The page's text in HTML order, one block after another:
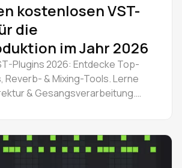
kostenlosen VST-
die
im Jahr 2026
Plugins 2026: Entdecke Top-
Reverb- & Mixing-Tools. Lerne
& Gesangsverarbeitung.